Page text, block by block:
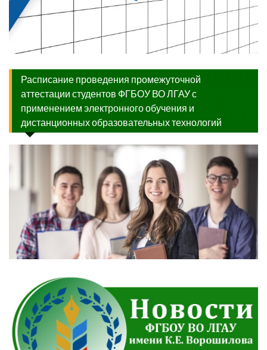
Расписание проведения промежуточной
аттестации студентов ФГБОУ ВО ЛГАУ с
применением электронного обучения и
дистанционных образовательных технологий